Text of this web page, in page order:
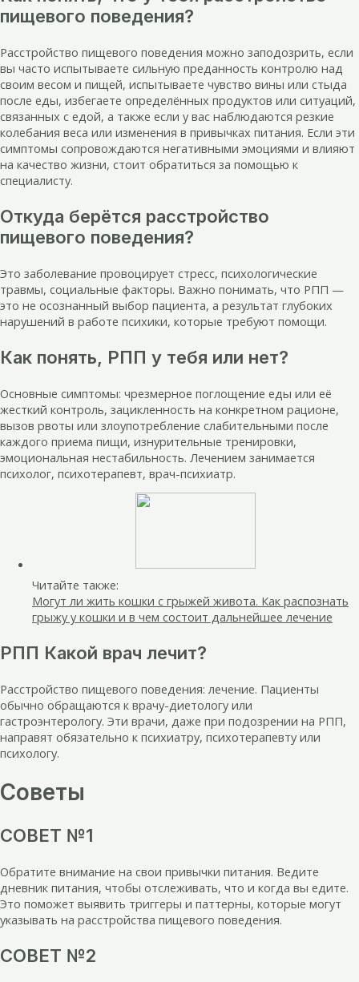
пищевого поведения?
Расстройство пищевого поведения можно заподозрить, если
вы часто испытываете сильную преданность контролю над
своим весом и пищей, испытываете чувство вины или стыда
после еды, избегаете определённых продуктов или ситуаций,
связанных с едой, а также если у вас наблюдаются резкие
колебания веса или изменения в привычках питания. Если эти
симптомы сопровождаются негативными эмоциями и влияют
на качество жизни, стоит обратиться за помощью к
специалисту.
Откуда берётся расстройство
пищевого поведения?
Это заболевание провоцирует стресс, психологические
травмы, социальные факторы. Важно понимать, что РПП —
это не осознанный выбор пациента, а результат глубоких
нарушений в работе психики, которые требуют помощи.
Как понять, РПП у тебя или нет?
Основные симптомы: чрезмерное поглощение еды или её
жесткий контроль, зацикленность на конкретном рационе,
вызов рвоты или злоупотребление слабительными после
каждого приема пищи, изнурительные тренировки,
эмоциональная нестабильность. Лечением занимается
психолог, психотерапевт, врач-психиатр.
Читайте также:
Могут ли жить кошки с грыжей живота. Как распознать
грыжу у кошки и в чем состоит дальнейшее лечение
РПП Какой врач лечит?
Расстройство пищевого поведения: лечение. Пациенты
обычно обращаются к врачу-диетологу или
гастроэнтерологу. Эти врачи, даже при подозрении на РПП,
направят обязательно к психиатру, психотерапевту или
психологу.
Советы
СОВЕТ №1
Обратите внимание на свои привычки питания. Ведите
дневник питания, чтобы отслеживать, что и когда вы едите.
Это поможет выявить триггеры и паттерны, которые могут
указывать на расстройства пищевого поведения.
СОВЕТ №2